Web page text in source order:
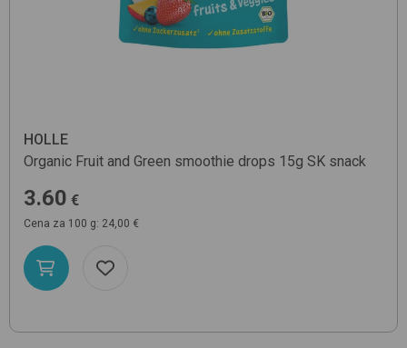
HOLLE
Organic Fruit and Green smoothie drops 15g SK snack
3.60 €
Cena za 100 g: 24,00 €